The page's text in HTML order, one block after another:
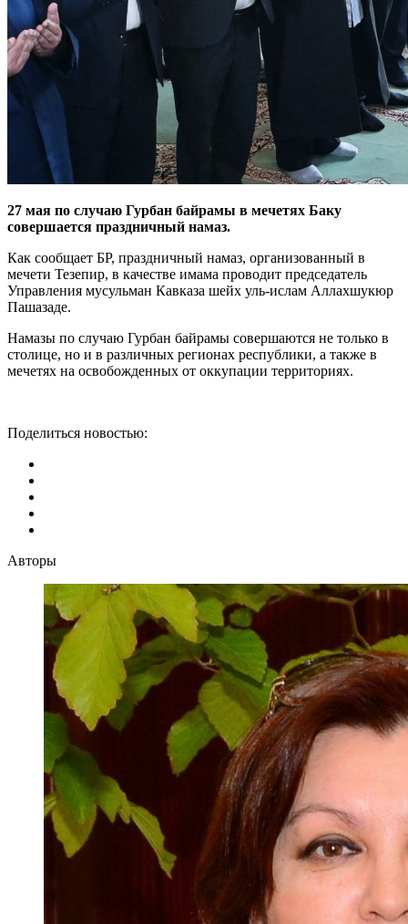
27 мая по случаю Гурбан байрамы в мечетях Баку
совершается праздничный намаз.
Как сообщает БР, праздничный намаз, организованный в
мечети Тезепир, в качестве имама проводит председатель
Управления мусульман Кавказа шейх уль-ислам Аллахшукюр
Пашазаде.
Намазы по случаю Гурбан байрамы совершаются не только в
столице, но и в различных регионах республики, а также в
мечетях на освобожденных от оккупации территориях.
Поделиться новостью:
Авторы